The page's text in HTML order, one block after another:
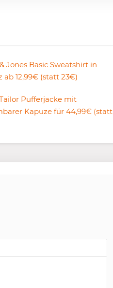
Jones Basic Sweatshirt in
ab 12,99€ (statt 23€)
Pufferjacke mit
Kapuze für 44,99€ (statt